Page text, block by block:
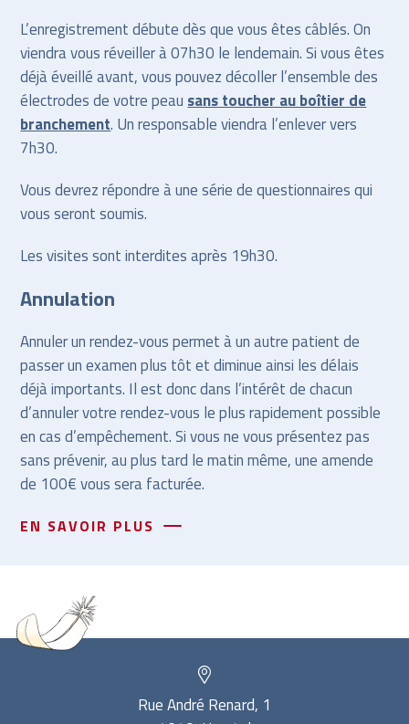
L’enregistrement débute dès que vous êtes câblés. On
viendra vous réveiller à 07h30 le lendemain. Si vous êtes
déjà éveillé avant, vous pouvez décoller l’ensemble des
électrodes de votre peau sans toucher au boîtier de
branchement. Un responsable viendra l’enlever vers
7h30.
Vous devrez répondre à une série de questionnaires qui
vous seront soumis.
Les visites sont interdites après 19h30.
Annulation
Annuler un rendez-vous permet à un autre patient de
passer un examen plus tôt et diminue ainsi les délais
déjà importants. Il est donc dans l’intérêt de chacun
d’annuler votre rendez-vous le plus rapidement possible
en cas d’empêchement. Si vous ne vous présentez pas
sans prévenir, au plus tard le matin même, une amende
de 100€ vous sera facturée.
EN SAVOIR PLUS
Rue André Renard, 1